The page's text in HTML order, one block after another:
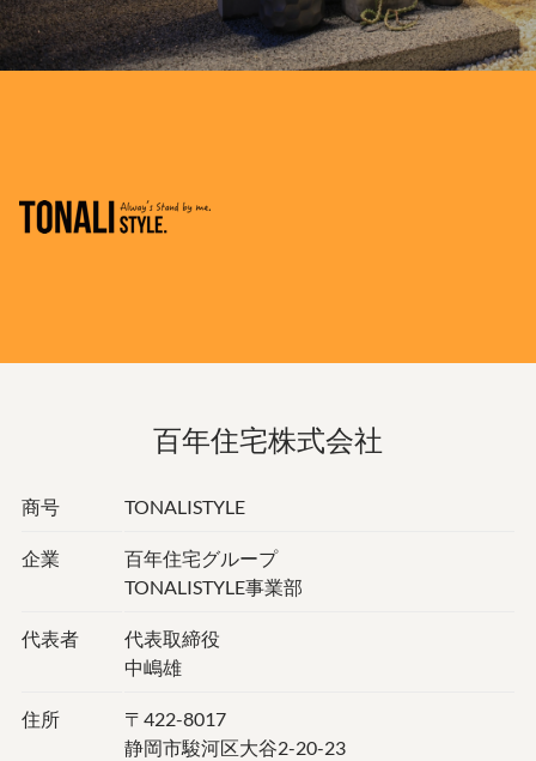
百年住宅株式会社
商号 TONALISTYLE
企業
百年住宅グループ
TONALISTYLE事業部
代表者
代表取締役
中嶋雄
住所
〒422-8017
静岡市駿河区大谷2-20-23